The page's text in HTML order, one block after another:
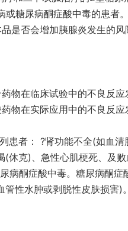
或糖尿病酮症酸中毒的患者
是否会增加胰腺炎发生的风
物在临床试验中的不良反
物在实际应用中的不良反应
患者： ?肾功能不全(如血
休克)、急性心肌梗死、及
病酮症酸中毒。糖尿病酮
性水肿或剥脱性皮肤损害